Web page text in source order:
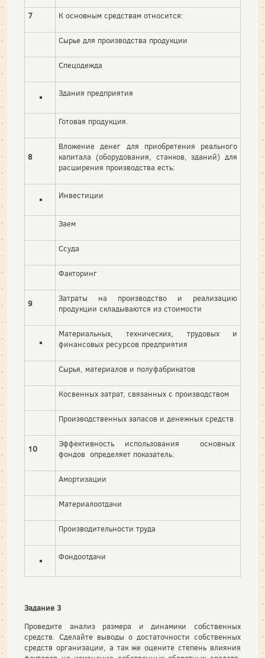
7 К основным средствам относится:
Сырье для производства продукции
Спецодежда
Здания предприятия
Готовая продукция.
8
Вложение денег для приобретения реального
капитала (оборудования, станков, зданий) для
расширения производства есть:
Инвестиции
Заем
Ссуда
Факторинг
9
Затраты на производство и реализацию
продукции складываются из стоимости
Материальных, технических, трудовых и
финансовых ресурсов предприятия
Сырья, материалов и полуфабрикатов
Косвенных затрат, связанных с производством
Производственных запасов и денежных средств
10
Эффективность использования основных
фондов определяет показатель:
Амортизации
Материалоотдачи
Производительности труда
Фондоотдачи
Задание 3
Проведите анализ размера и динамики собственных
средств. Сделайте выводы о достаточности собственных
средств организации, а так же оцените степень влияния